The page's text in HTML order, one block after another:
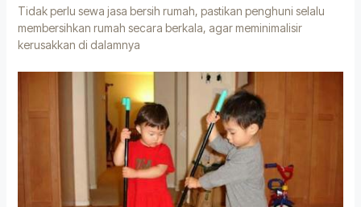
Tidak perlu sewa jasa bersih rumah, pastikan penghuni selalu
membersihkan rumah secara berkala, agar meminimalisir
kerusakkan di dalamnya